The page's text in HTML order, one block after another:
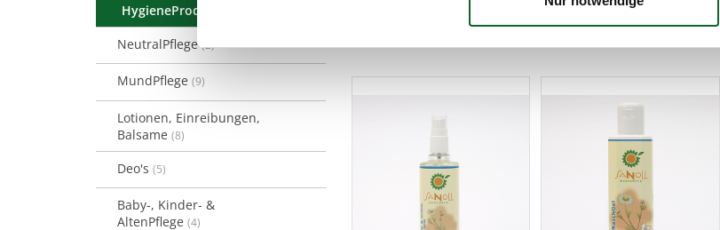
HygieneProdukte
NeutralPflege (2)
MundPflege (9)
Lotionen, Einreibungen,
Balsame (8)
Deo's (5)
Baby-, Kinder- &
AltenPflege (4)